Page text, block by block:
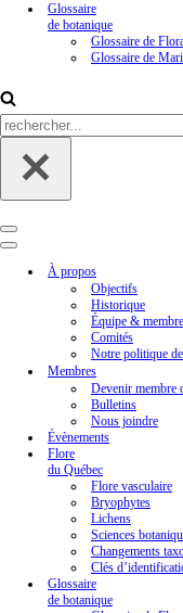
Glossaire
de botanique
Glossaire de
Glossaire de
Rechercher...
Menu
de
navigation
Menu
navigation
À propos
Objectifs
Historique
Équipe &
Comités
Notre politique
Membres
Devenir membre
Bulletins
Nous joindre
Évènements
Flore
du Québec
Flore vasculaire
Bryophytes
Lichens
Sciences
Changements
Clés
Glossaire
de botanique